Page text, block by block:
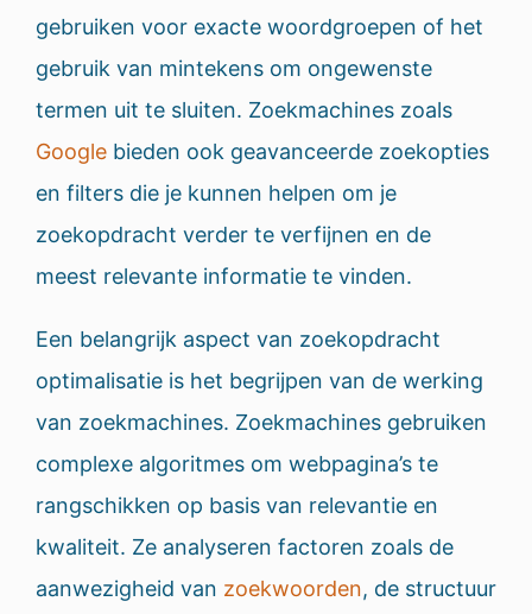
gebruiken voor exacte woordgroepen of het
gebruik van mintekens om ongewenste
termen uit te sluiten. Zoekmachines zoals
Google bieden ook geavanceerde zoekopties
en filters die je kunnen helpen om je
zoekopdracht verder te verfijnen en de
meest relevante informatie te vinden.
Een belangrijk aspect van zoekopdracht
optimalisatie is het begrijpen van de werking
van zoekmachines. Zoekmachines gebruiken
complexe algoritmes om webpagina’s te
rangschikken op basis van relevantie en
kwaliteit. Ze analyseren factoren zoals de
aanwezigheid van zoekwoorden, de structuur